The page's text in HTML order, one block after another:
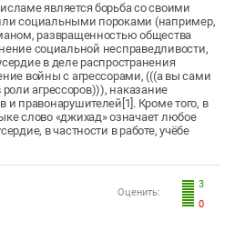
является борьба со своими
социальными пороками (например,
развращенностью общества
социальной несправедливости,
в деле распространения
войны с агрессорами, (((а вы сами
роли агрессоров))), наказание
и правонарушителей[1]. Кроме того, в
слово «джихад» означает любое
в частности в работе, учёбе
3
0
Оценить: